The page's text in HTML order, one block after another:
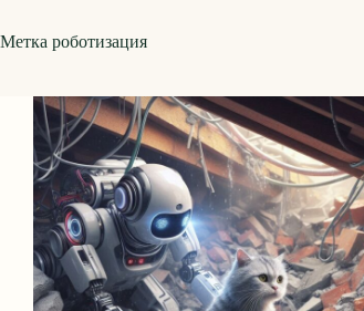
Метка роботизация